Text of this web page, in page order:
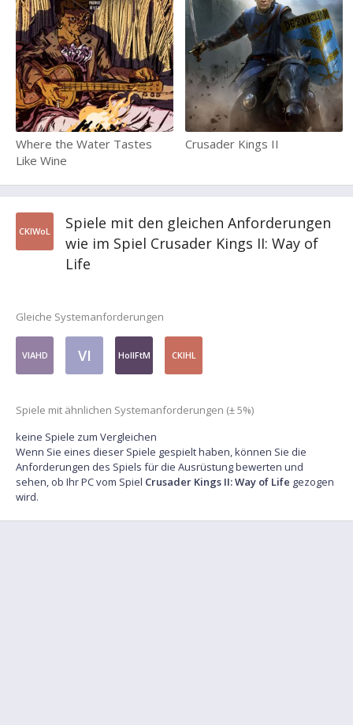
Where the Water Tastes
Like Wine
Crusader Kings II
CKIWoL
Spiele mit den gleichen Anforderungen
wie im Spiel Crusader Kings II: Way of
Life
Gleiche Systemanforderungen
VIAHD VI HoIIFtM CKIHL
Spiele mit ähnlichen Systemanforderungen (± 5%)
keine Spiele zum Vergleichen
Wenn Sie eines dieser Spiele gespielt haben, können Sie die
Anforderungen des Spiels für die Ausrüstung bewerten und
sehen, ob Ihr PC vom Spiel Crusader Kings II: Way of Life gezogen
wird.